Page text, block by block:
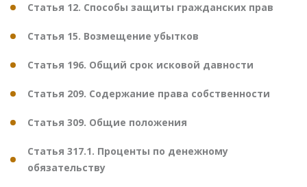
Статья 12. Способы защиты гражданских прав
Статья 15. Возмещение убытков
Статья 196. Общий срок исковой давности
Статья 209. Содержание права собственности
Статья 309. Общие положения
Статья 317.1. Проценты по денежному
обязательству